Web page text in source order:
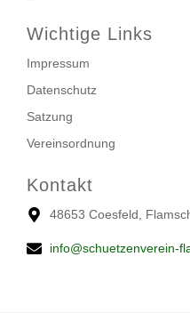
Wichtige Links
Impressum
Datenschutz
Satzung
Vereinsordnung
Kontakt
48653 Coesfeld,
info@schuetzenverein-